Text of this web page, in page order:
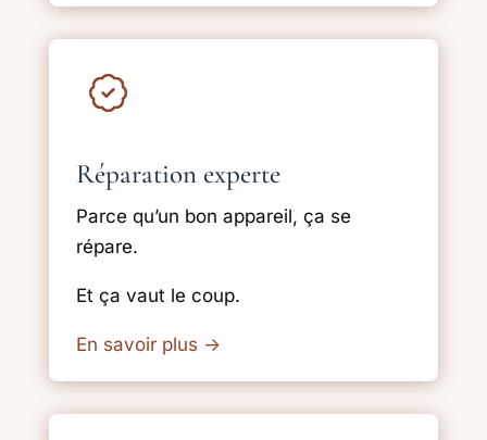
Réparation experte
Parce qu’un bon appareil, ça se
répare.
Et ça vaut le coup.
En savoir plus →